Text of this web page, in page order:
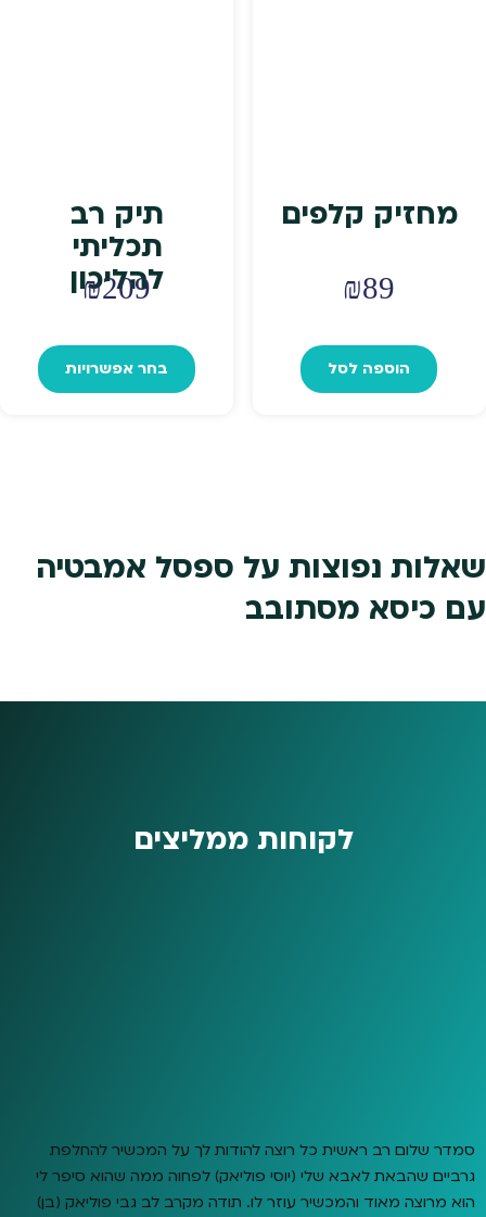
מחזיק קלפים
₪89
הוספה לסל
תיק רב
תכליתי
להליכון
₪209
בחר אפשרויות
זה
שאלות נפוצות על ספסל אמבטיה
עם כיסא מסתובב
לקוחות ממליצים
סמדר שלום רב ראשית כל רוצה להודות לך על המכשיר להחלפת
גרביים שהבאת לאבא שלי (יוסי פוליאק) לפחוה ממה שהוא סיפר לי
הוא מרוצה מאוד והמכשיר עוזר לו. תודה מקרב לב גבי פוליאק (בן)